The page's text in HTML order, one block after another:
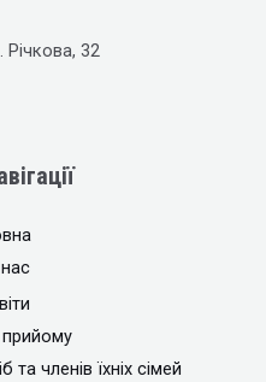
Річкова, 32
та членів їхніх сімей